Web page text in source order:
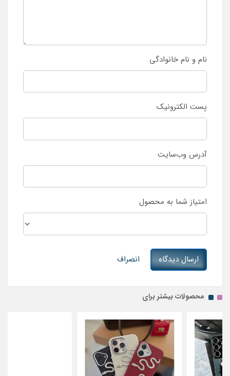
نام و نام خانوادگی
پست الکترونیک
آدرس وب‌سایت
امتیاز شما به محصول
ارسال دیدگاه انصراف
محصولات بیشتر برای